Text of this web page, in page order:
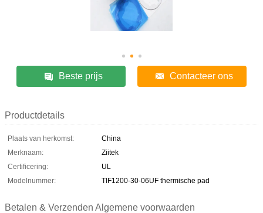
Beste prijs Contacteer ons
Productdetails
Plaats van herkomst:
China
Merknaam:
Ziitek
Certificering:
UL
Modelnummer:
TIF1200-30-06UF thermische pad
Betalen & Verzenden Algemene voorwaarden